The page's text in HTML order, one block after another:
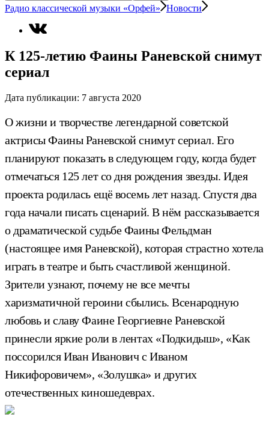
Радио классической музыки «Орфей» Новости
К 125-летию Фаины Раневской снимут
сериал
Дата публикации: 7 августа 2020
О жизни и творчестве легендарной советской
актрисы Фаины Раневской снимут сериал. Его
планируют показать в следующем году, когда будет
отмечаться 125 лет со дня рождения звезды. Идея
проекта родилась ещё восемь лет назад. Спустя два
года начали писать сценарий. В нём рассказывается
о драматической судьбе Фаины Фельдман
(настоящее имя Раневской), которая страстно хотела
играть в театре и быть счастливой женщиной.
Зрители узнают, почему не все мечты
харизматичной героини сбылись. Всенародную
любовь и славу Фаине Георгиевне Раневской
принесли яркие роли в лентах «Подкидыш», «Как
поссорился Иван Иванович с Иваном
Никифоровичем», «Золушка» и других
отечественных киношедеврах.